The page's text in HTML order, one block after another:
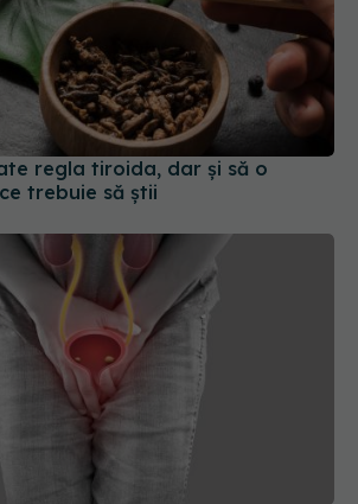
regla tiroida, dar și să o
trebuie să știi